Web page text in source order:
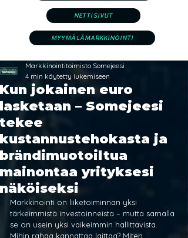
NETTISIVUT
MYYMÄLÄMARKKINOINTI
Kun jokainen euro
lasketaan – Somejeesi
tekee
kustannustehokasta ja
brändimuotoiltua
mainontaa yrityksesi
näköiseksi
Markkinointitoimisto Somejeesi
4 min käytetty lukemiseen
Markkinointi on liiketoiminnan yksi
tärkeimmistä investoinneista – mutta samalla
se on usein yksi vaikeimmin hallittavista.
Mihin rahaa kannattaa laittaa? Miten